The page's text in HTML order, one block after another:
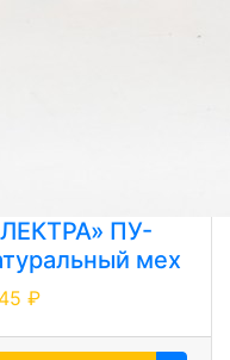
ПУ-
мех
₽